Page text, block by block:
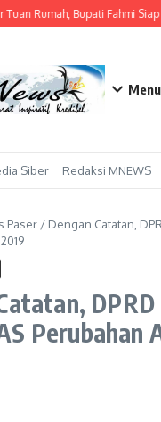
Tuan Rumah, Bupati Fahmi
Menu
Siber Redaksi MNEWS
Paser / Dengan Catatan,
Perubahan